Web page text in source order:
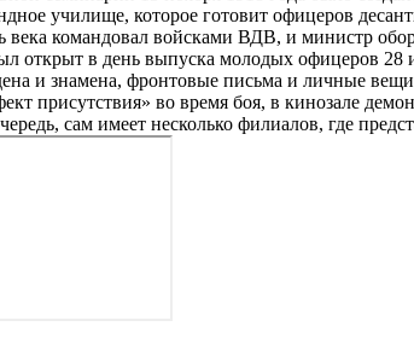
училище, которое готовит офицеров
века командовал войсками ВДВ, и министр
открыт в день выпуска молодых офицеров 28
и знамена, фронтовые письма и личные
присутствия» во время боя, в кинозале
сам имеет несколько филиалов, где